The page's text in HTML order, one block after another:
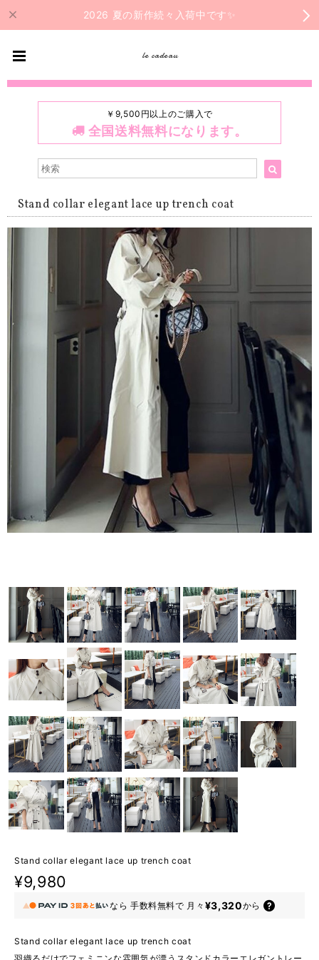
2026 夏の新作続々入荷中です✨
le cadeau
￥9,500円以上のご購入で
全国送料無料になります。
Stand collar elegant lace up trench coat
Stand collar elegant lace up trench coat
¥9,980
なら 手数料無料で 月々 ¥3,320から
Stand collar elegant lace up trench coat